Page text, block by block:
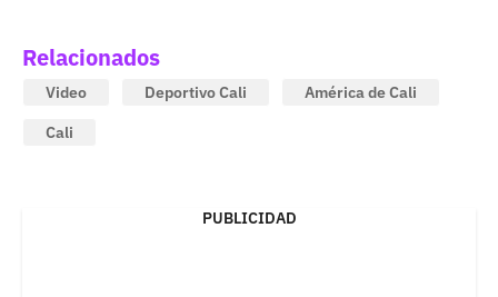
Relacionados
Video Deportivo Cali
América de Cali
Cali
PUBLICIDAD